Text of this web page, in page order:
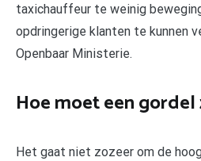
taxichauffeur te weinig
opdringerige klanten te kunnen
Openbaar Ministerie.
Hoe moet een gordel
Het gaat niet zozeer om de